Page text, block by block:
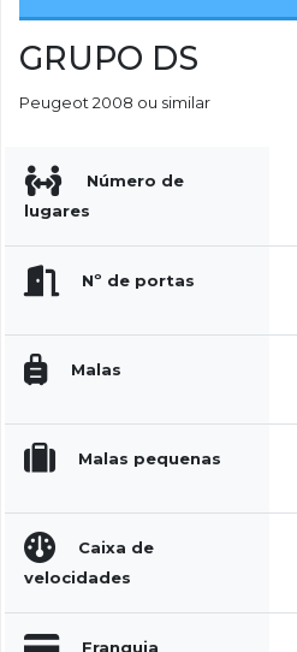
GRUPO DS
Peugeot 2008 ou similar
Número de
lugares
Nº de portas
Malas
Malas pequenas
Caixa de
velocidades
Franquia